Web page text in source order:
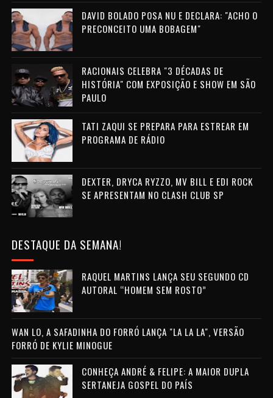
DAVID BOLADO POSA NU E DECLARA: "ACHO O
PRECONCEITO UMA BOBAGEM"
RACIONAIS CELEBRA "3 DÉCADAS DE
HISTÓRIA" COM EXPOSIÇÃO E SHOW EM SÃO
PAULO
TATI ZAQUI SE PREPARA PARA ESTREAR EM
PROGRAMA DE RÁDIO
DEXTER, DRYCA RYZZO, MV BILL E EDI ROCK
SE APRESENTAM NO CLASH CLUB SP
DESTAQUE DA SEMANA!
RAQUEL MARTINS LANÇA SEU SEGUNDO CD
AUTORAL “HOMEM SEM ROSTO”
WAN LO, A SAFADINHA DO FORRÓ LANÇA "LA LA LA", VERSÃO
FORRÓ DE KYLIE MINOGUE
CONHEÇA ANDRÉ & FELIPE: A MAIOR DUPLA
SERTANEJA GOSPEL DO PAÍS